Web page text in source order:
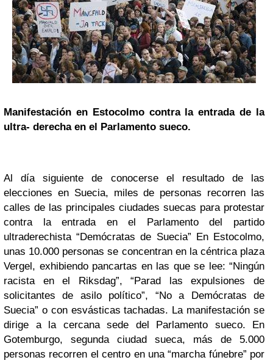
Manifestación en Estocolmocontra la entrada de la
ultra- derecha en el Parlamento sueco.
Al día siguiente de conocerse el resultado de las
elecciones en Suecia, miles de personas recorren las
calles de las principales ciudades suecas para protestar
contra la entrada en el Parlamento del partido
ultraderechista “Demócratas de Suecia” En Estocolmo,
unas 10.000 personas se concentran en la céntrica plaza
Vergel, exhibiendo pancartas en las que se lee: “Ningún
racista en el Riksdag”, “Parad las expulsiones de
solicitantes de asilo político”, “No a Demócratas de
Suecia” o con esvásticas tachadas. La manifestación se
dirige a la cercana sede del Parlamento sueco. En
Gotemburgo, segunda ciudad sueca, más de 5.000
personas recorren el centro en una “marcha fúnebre” por